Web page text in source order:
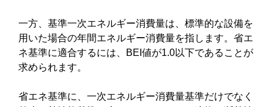
一方、基準一次エネルギー消費量は、標準的な設備を
用いた場合の年間エネルギー消費量を指します。省エ
ネ基準に適合するには、BEI値が1.0以下であることが
求められます。
省エネ基準に、一次エネルギー消費量基準だけでなく